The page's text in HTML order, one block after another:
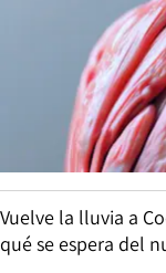
Vuelve la lluvia a
qué se espera del